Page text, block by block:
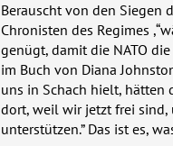
Berauscht von den Siegen
Chronisten des Regimes
genügt, damit die NATO die
im Buch von Diana
uns in Schach hielt, hätten
dort, weil wir jetzt frei sind,
unterstützen.” Das ist es,